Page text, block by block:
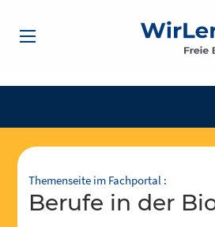
Themenseite im Fachportal :
Berufe in der